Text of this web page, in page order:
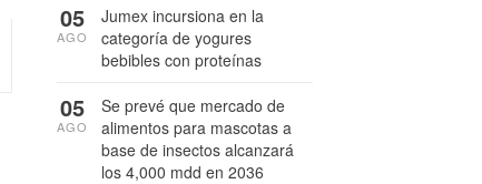
Jumex incursiona en la
categoría de yogures
bebibles con proteínas
05
AGO
Se prevé que mercado de
alimentos para mascotas a
base de insectos alcanzará
los 4,000 mdd en 2036
05
AGO